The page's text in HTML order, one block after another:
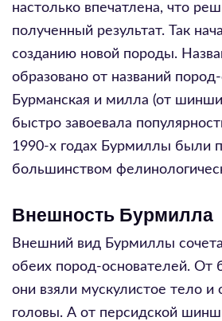
настолько впечатлена, что
полученный результат. Так
созданию новой породы.
образовано от названий
Бурманская и милла (от
быстро завоевала
1990-х годах Бурмиллы были
большинством
Внешность Бурмилла
Внешний вид Бурмиллы
обеих пород-основателей. От
они взяли мускулистое тело
головы. А от персидской